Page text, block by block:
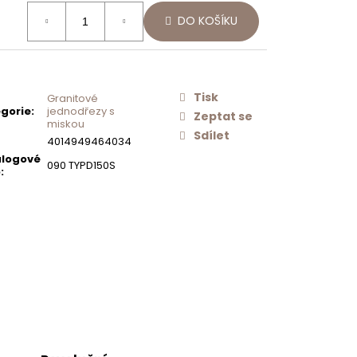
DO KOŠÍKU
:
Granitové
jednodřezy s
miskou
4014949464034
: 090 TYPD150S
Tisk
Zeptat se
Sdílet
NEREZOVÉ
SÍTKO
ODTOKU
TYPOS
628156
500 Kč